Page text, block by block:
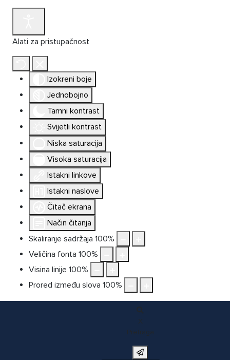
Alati za pristupačnost
Izokreni boje
Jednobojno
Tamni kontrast
Svijetli kontrast
Niska saturacija
Visoka saturacija
Istakni linkove
Istakni naslove
Čitač ekrana
Način čitanja
Skaliranje sadržaja 100%
Veličina fonta 100%
Visina linije 100%
Prored između slova 100%
X
Pretraga